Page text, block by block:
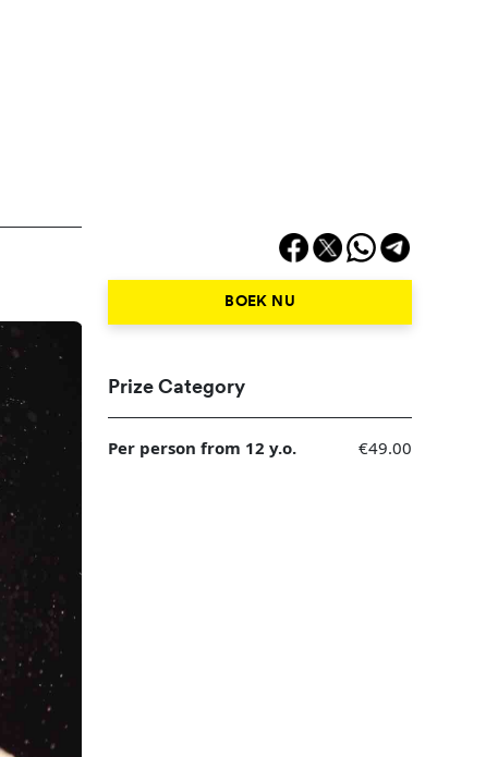
BOEK NU
Prize Category
Per person from 12 y.o. €49.00